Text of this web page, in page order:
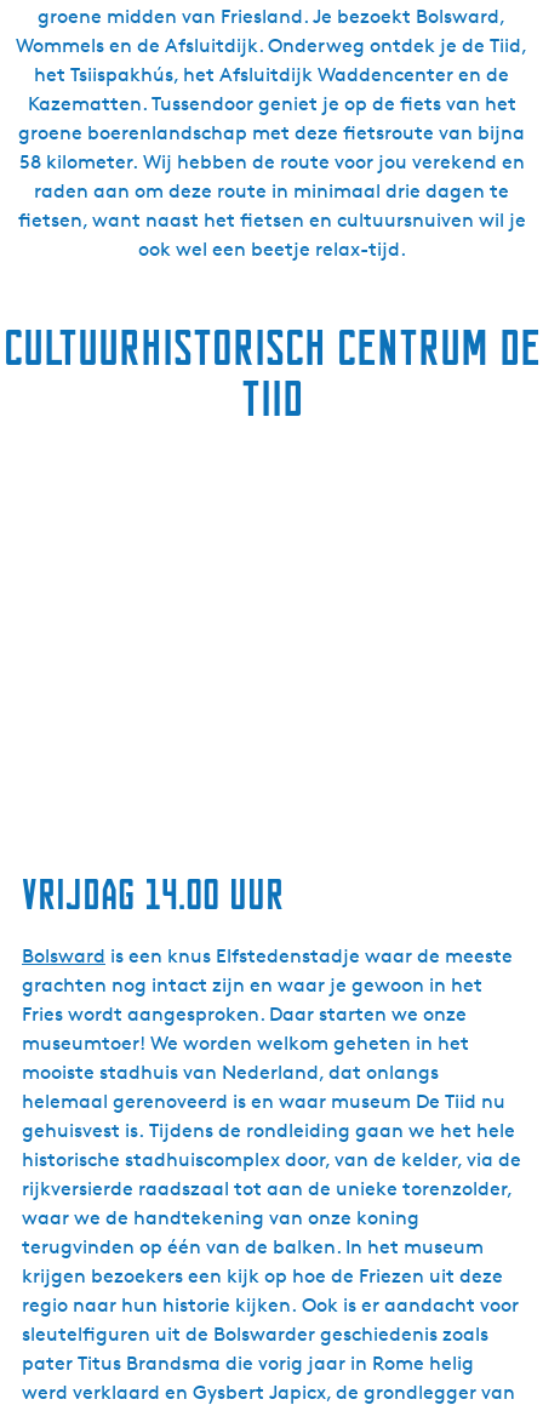
groene midden van Friesland. Je bezoekt Bolsward,
Wommels en de Afsluitdijk. Onderweg ontdek je de Tiid,
het Tsiispakhús, het Afsluitdijk Waddencenter en de
Kazematten. Tussendoor geniet je op de fiets van het
groene boerenlandschap met deze fietsroute van bijna
58 kilometer. Wij hebben de route voor jou verekend en
raden aan om deze route in minimaal drie dagen te
fietsen, want naast het fietsen en cultuursnuiven wil je
ook wel een beetje relax-tijd.
Cultuurhistorisch Centrum De
Tiid
Vrijdag 14.00 uur
Bolsward is een knus Elfstedenstadje waar de meeste
grachten nog intact zijn en waar je gewoon in het
Fries wordt aangesproken. Daar starten we onze
museumtoer! We worden welkom geheten in het
mooiste stadhuis van Nederland, dat onlangs
helemaal gerenoveerd is en waar museum De Tiid nu
gehuisvest is. Tijdens de rondleiding gaan we het hele
historische stadhuiscomplex door, van de kelder, via de
rijkversierde raadszaal tot aan de unieke torenzolder,
waar we de handtekening van onze koning
terugvinden op één van de balken. In het museum
krijgen bezoekers een kijk op hoe de Friezen uit deze
regio naar hun historie kijken. Ook is er aandacht voor
sleutelfiguren uit de Bolswarder geschiedenis zoals
pater Titus Brandsma die vorig jaar in Rome helig
werd verklaard en Gysbert Japicx, de grondlegger van